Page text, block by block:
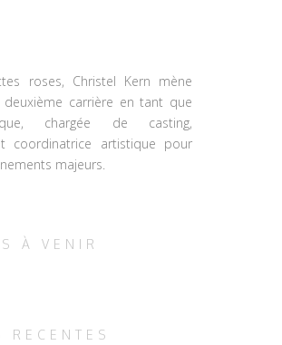
roses, Christel Kern mène
carrière en tant que
chargée de casting,
coordinatrice artistique pour
majeurs.
À VENIR
RECENTES